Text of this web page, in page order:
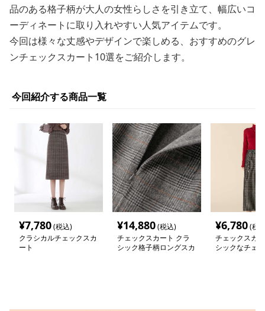
品のある格子柄が大人の女性らしさを引き立て、幅広いコ
ーディネートに取り入れやすい人気アイテムです。
今回は様々な丈感やデザインで楽しめる、おすすめのグレ
ンチェックスカート10選をご紹介します。
今回紹介する商品一覧
¥7,780(税込)
クラシカルチェックスカ
ート
¥14,880(税込)
チェックスカート クラ
シック格子柄ロングスカ
¥6,780(税
チェックスカ
シックなチェ